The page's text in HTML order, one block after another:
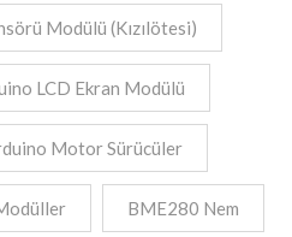
Modülü (Kızılötesi)
LCD Ekran Modülü
Motor Sürücüler
BME280 Nem